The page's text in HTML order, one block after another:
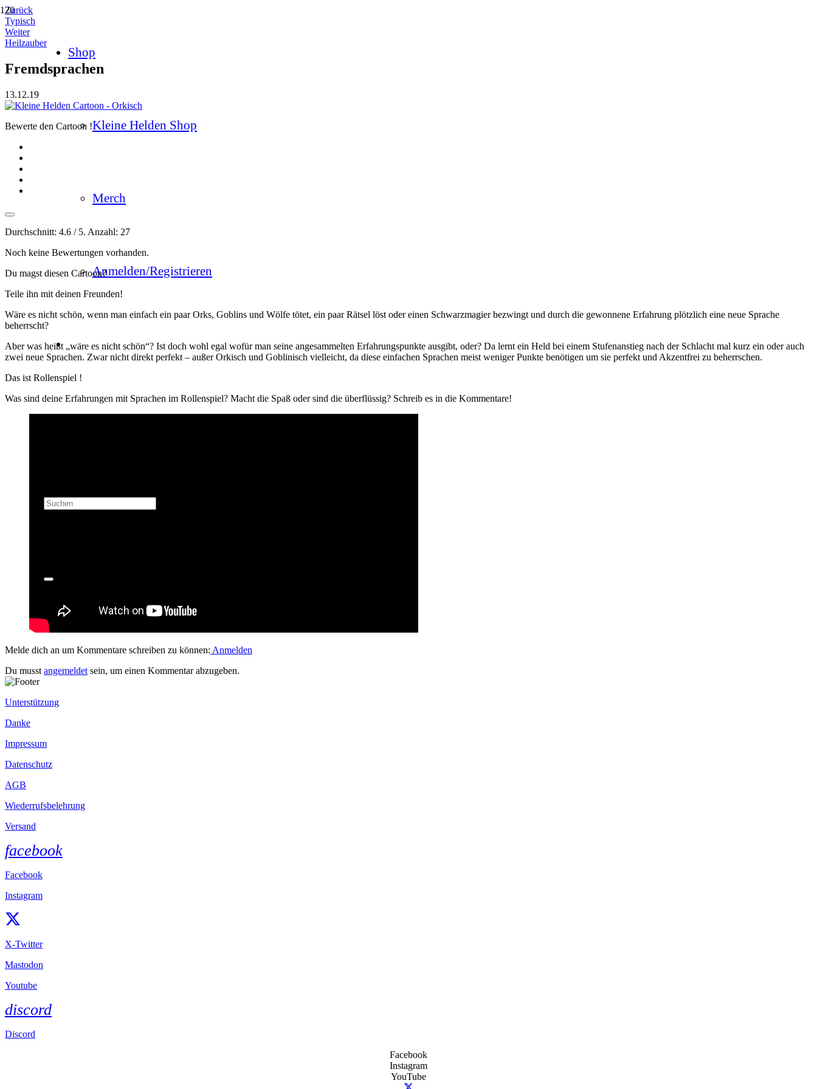
Shop
Kleine Helden Shop
Merch
Anmelden/Registrieren
Zurück
Typisch
Weiter
Heilzauber
Fremdsprachen
13.12.19
Bewerte den Cartoon !
Durchschnitt: 4.6 / 5. Anzahl: 27
Noch keine Bewertungen vorhanden.
Du magst diesen Cartoon?
Teile ihn mit deinen Freunden!
Wäre es nicht schön, wenn man einfach ein paar Orks, Goblins und Wölfe tötet, ein paar Rätsel löst oder einen Schwarzmagier bezwingt und durch die gewonnene Erfahrung plötzlich eine neue Sprache
beherrscht?
Aber was heißt „wäre es nicht schön“? Ist doch wohl egal wofür man seine angesammelten Erfahrungspunkte ausgibt, oder? Da lernt ein Held bei einem Stufenanstieg nach der Schlacht mal kurz ein oder auch
zwei neue Sprachen. Zwar nicht direkt perfekt – außer Orkisch und Goblinisch vielleicht, da diese einfachen Sprachen meist weniger Punkte benötigen um sie perfekt und Akzentfrei zu beherrschen.
Das ist Rollenspiel !
Was sind deine Erfahrungen mit Sprachen im Rollenspiel? Macht die Spaß oder sind die überflüssig? Schreib es in die Kommentare!
Melde dich an um Kommentare schreiben zu können: Anmelden
Du musst angemeldet sein, um einen Kommentar abzugeben.
Unterstützung
Danke
Impressum
Datenschutz
AGB
Wiederrufsbelehrung
Versand
facebook
Facebook
Instagram
X-Twitter
Mastodon
Youtube
discord
Discord
Facebook
Instagram
YouTube